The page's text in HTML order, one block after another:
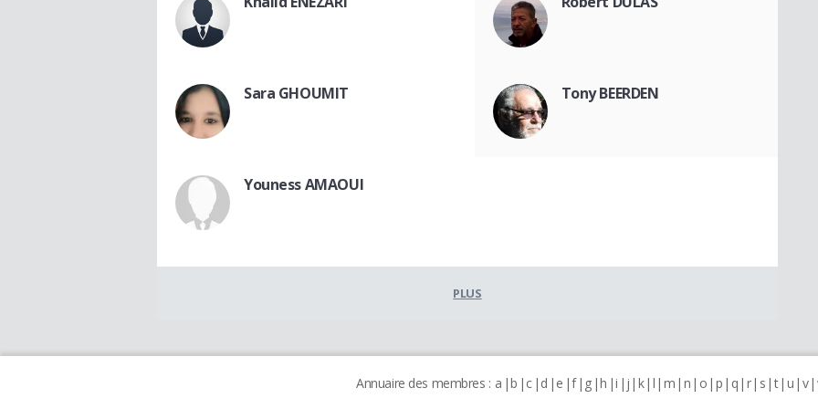
Sara GHOUMIT Tony BEERDEN
Youness AMAOUI
PLUS
Annuaire des membres : a b c d e f g h i j k l m n o p q r s t u v